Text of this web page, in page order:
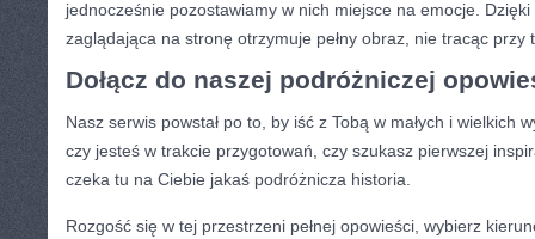
jednocześnie pozostawiamy w nich miejsce na emocje.
zaglądająca na stronę otrzymuje pełny obraz, nie tracąc przy
Dołącz do naszej podróżniczej
Nasz serwis powstał po to, by iść z Tobą w małych i wielkich
czy jesteś w trakcie przygotowań, czy szukasz pierwszej
czeka tu na Ciebie jakaś podróżnicza historia.
Rozgość się w tej przestrzeni pełnej opowieści, wybierz